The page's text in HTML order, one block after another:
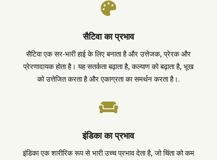

सैटिवा का प्रभाव
सैटिवा एक सर-भारी हाई के लिए बनाता है और उत्तेजक, प्रेरक और
प्रेरणादायक होता है। यह सतर्कता बढ़ाता है, कल्याण को बढ़ाता है, भूख
को उत्तेजित करता है और एकाग्रता का समर्थन करता है।.

इंडिका का प्रभाव
इंडिका एक शारीरिक रूप से भारी उच्च प्रभाव देता है, जो चिंता को कम